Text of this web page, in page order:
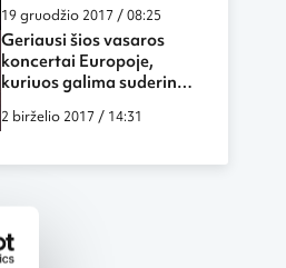
19 gruodžio 2017 / 08:25
Geriausi šios vasaros
koncertai Europoje,
kuriuos galima suderinti
2 birželio 2017 / 14:31